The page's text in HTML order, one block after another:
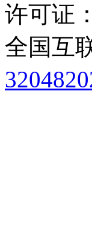
许可证
全国互